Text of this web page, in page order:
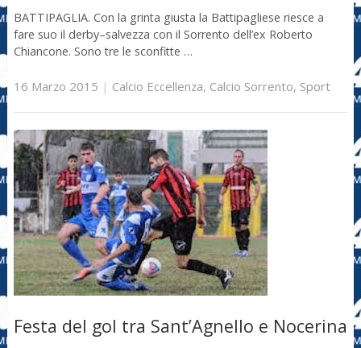
BATTIPAGLIA. Con la grinta giusta la Battipagliese riesce a
fare suo il derby–salvezza con il Sorrento dell’ex Roberto
Chiancone. Sono tre le sconfitte …
16 Marzo 2015 | Calcio Eccellenza, Calcio Sorrento, Sport
Festa del gol tra Sant’Agnello e Nocerina